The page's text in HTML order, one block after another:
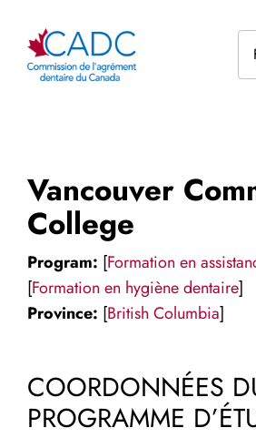
content
Normes
Reconnaissances des
Vancouver
College
Program: [Formation en
[Formation en hygiène dentaire]
Province: [British Columbia]
COORDONNÉES
PROGRAMME